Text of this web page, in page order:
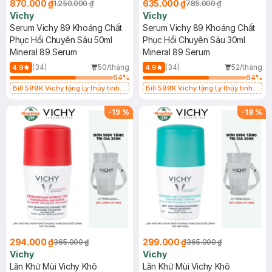
870.000 ₫1.250.000 ₫
Vichy
Serum Vichy 89 Khoáng Chất
Phục Hồi Chuyên Sâu 50ml
Mineral 89 Serum
4.9 (34)
50/tháng
64%
Bill 599K Vichy tặng Ly thủy tinh
635.000 ₫785.000 ₫
Vichy
Serum Vichy 89 Khoáng Chất
Phục Hồi Chuyên Sâu 30ml
Mineral 89 Serum
4.9 (34)
52/tháng
64%
Bill 599K Vichy tặng Ly thủy tinh
-19 %
294.000 ₫365.000 ₫
Vichy
Lăn Khử Mùi Vichy Khô
-18 %
299.000 ₫365.000 ₫
Vichy
Lăn Khử Mùi Vichy Khô